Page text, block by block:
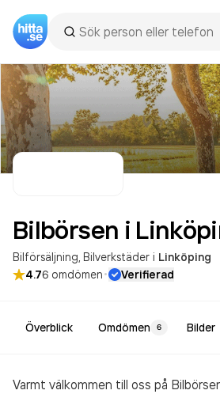
Bilbörsen i
Bilförsäljning Bilverkstäder i Linköping
4.76 omdömen· Verifierad
Överblick Omdömen 6 Bilder
Varmt välkommen till oss på